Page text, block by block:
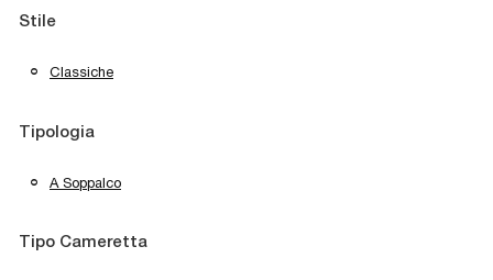
Stile
Classiche
Tipologia
A Soppalco
Tipo Cameretta